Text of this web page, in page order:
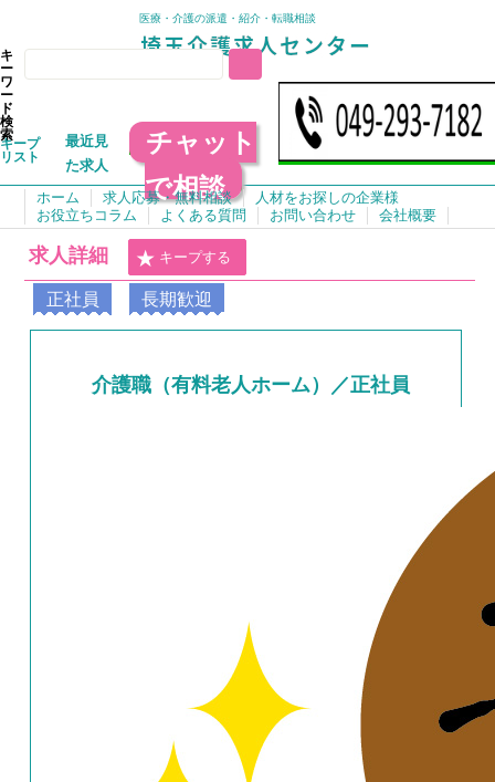
医療・介護の派遣・紹介・転職相談
キ
ー
ワ
ー
ド
検
索
キープ
リスト
最近見
た求人
チャット
で相談
ホーム 求人応募・無料相談
人材をお探しの企業様
お役立ちコラム
よくある質問 お問い合わせ 会社概要
求人詳細 キープする
正社員 長期歓迎
介護職（有料老人ホーム）／正社員